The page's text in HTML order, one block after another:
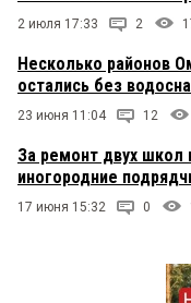
2 июля 17:33 2
Несколько районов
остались без
23 июня 11:04 12
За ремонт двух школ
иногородние
17 июня 15:32 0